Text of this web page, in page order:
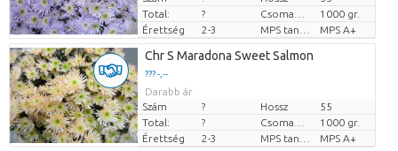
Total:
?
1000 gr.
Érettség
2-3 MPS A+
Chr S Maradona Sweet Salmon
??? -,--
Darabb ár
Szám
? Hossz
55
Total:
?
1000 gr.
Érettség
2-3 MPS A+